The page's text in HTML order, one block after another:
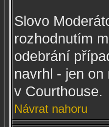
Slovo
rozhodnutím
odebrání
navrhl - jen
v Courthouse.
Návrat nahoru